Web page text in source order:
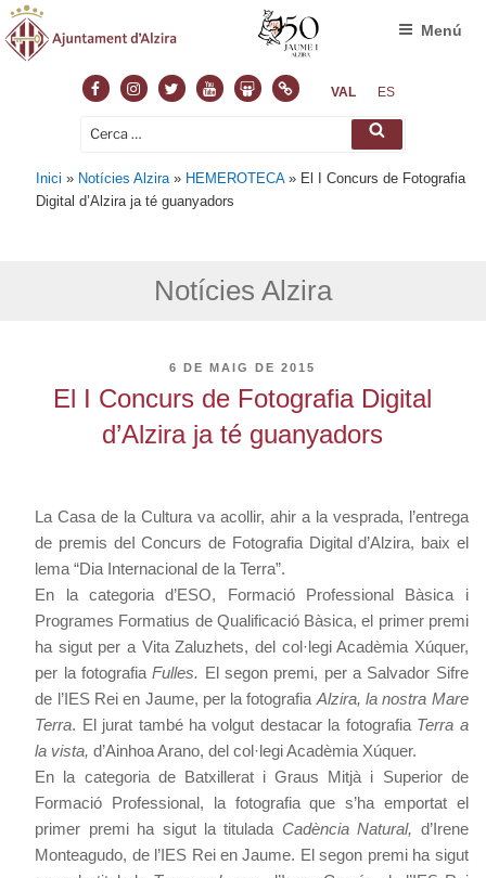
FacebookInstagram
TwitterYoutubeSlideshare
NormasVAL ES
Cerca: Cerca
Menú
Inici » Notícies Alzira » HEMEROTECA» El I Concurs de Fotografia
Digital d’Alzira ja té guanyadors
Notícies Alzira
PUBLICAT
6 DE MAIG DE 2015
El I Concurs de Fotografia Digital
d’Alzira ja té guanyadors
La Casa de la Cultura va acollir, ahir a la vesprada, l’entrega
de premis deI Concurs de Fotografia Digital d’Alzira, baix el
lema “Dia Internacional de la Terra”.
En la categoria d’ESO, Formació Professional Bàsica i
Programes Formatius de Qualificació Bàsica, el primer premi
ha sigut per a Vita Zaluzhets, del col·legi Acadèmia Xúquer,
per la fotografiaFulles. El segon premi, per a Salvador Sifre
de l’IES Rei en Jaume, per la fotografia Alzira, la nostra Mare
Terra. El jurat també ha volgut destacar la fotografia Terra a
la vista,d’Ainhoa Arano, del col·legi Acadèmia Xúquer.
En la categoria de Batxillerat i Graus Mitjà i Superior de
Formació Professional, la fotografia que s’ha emportat el
primer premi ha sigut la titulada Cadència Natural, d’Irene
Monteagudo, de l’IES Rei en Jaume. El segon premi ha sigut